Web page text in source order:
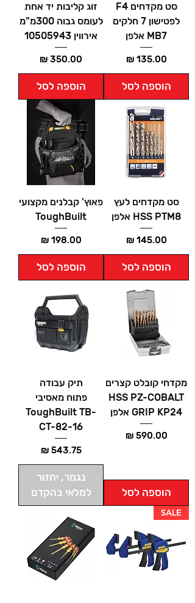
סט מקדחים F4
לפטישון 7 חלקים
MB7 אלפן
מחיר
הוספה לסל
זוג קליבות יד אחת
לעומס גבוה 300מ"מ
אירווין 10505943
מחיר
הוספה לסל
סט מקדחים לעץ
HSS PTM8 אלפן
מחיר
הוספה לסל
פאוץ' קבלנים מקצועי
ToughBuilt
מחיר
הוספה לסל
מקדחי קובלט קצרים
HSS PZ-COBALT
GRIP KP24 אלפן
מחיר
הוספה לסל
תיק עבודה
פתוח מאסיבי
ToughBuilt TB-
CT-82-16
מחיר‏543.75 ‏₪
נגמר, יחזור
למלאי בהקדם
SALE